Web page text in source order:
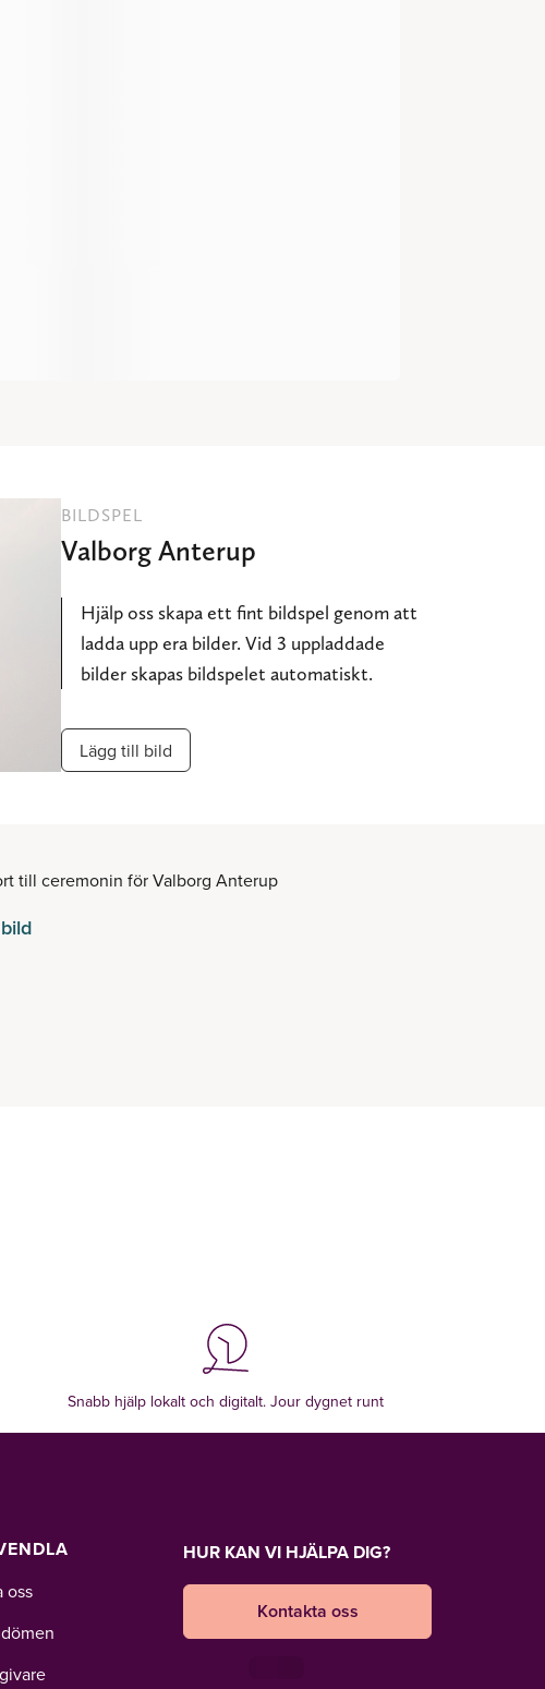
BILDSPEL
Valborg Anterup
Hjälp oss skapa ett fint bildspel genom att
ladda upp era bilder. Vid 3 uppladdade
bilder skapas bildspelet automatiskt.
Lägg till bild
Snabb hjälp lokalt och digitalt. Jour dygnet runt
oss
HUR KAN VI HJÄLPA DIG?
Kontakta oss